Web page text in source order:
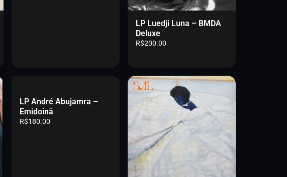
LP Luedji Luna – BMDA
Deluxe
R$200.00
LP André Abujamra –
Emidoinã
R$180.00